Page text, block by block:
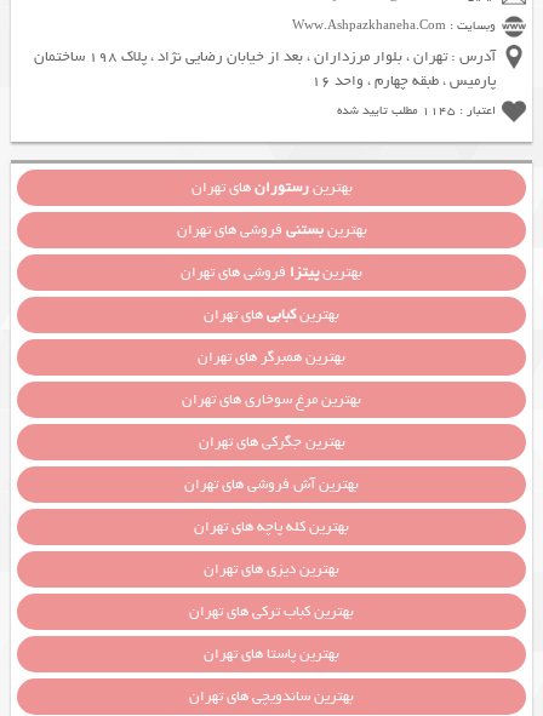
وبسایت : Www.Ashpazkhaneha.Com
آدرس : تهران ، بلوار مرزداران ، بعد از خیابان رضایی نژاد ، پلاک 198 ساختمان
پارمیس ، طبقه چهارم ، واحد 16
اعتبار : 1145 مطلب تایید شده
بهترینرستورانهای تهران
بهترینبستنی فروشی های تهران
بهترینپیتزا فروشی های تهران
بهترینکبابیهای تهران
بهترین همبرگر های تهران
بهترین مرغ سوخاری های تهران
بهترین جگرکی های تهران
بهترین آش فروشی های تهران
بهترین کله پاچه های تهران
بهترین دیزی های تهران
بهترین کباب ترکی های تهران
بهترین پاستا های تهران
بهترین ساندویچی های تهران